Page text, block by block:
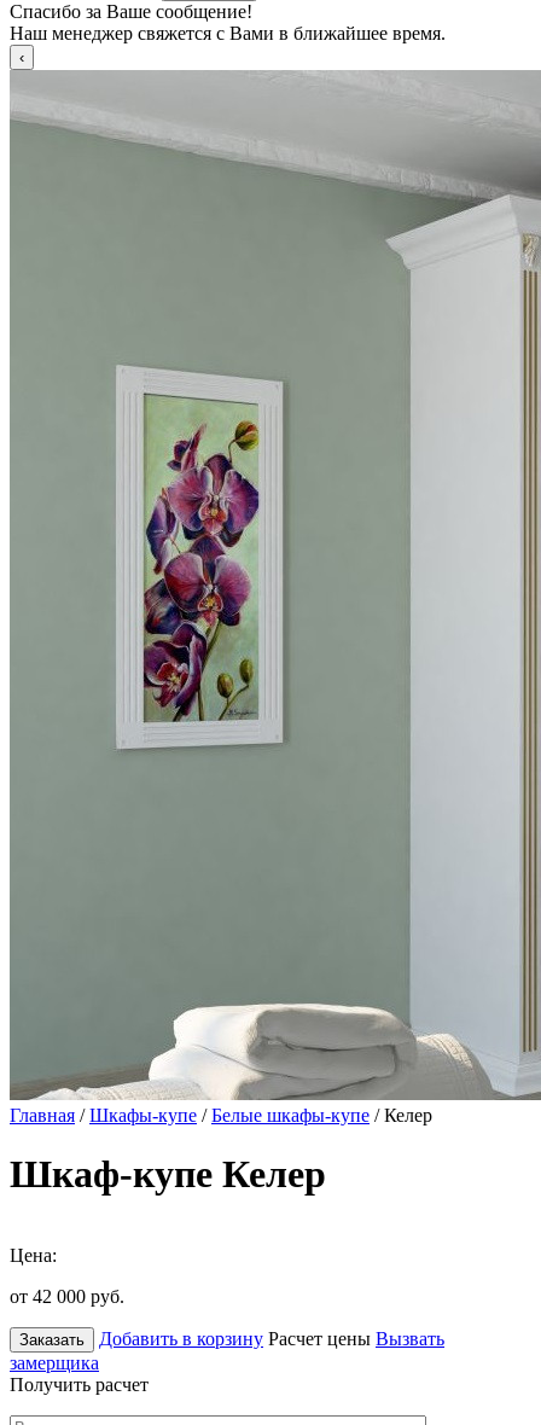
Спасибо за Ваше сообщение!
Наш менеджер свяжется с Вами в ближайшее время.
Главная /Шкафы-купе /Белые шкафы-купе / Келер
Шкаф-купе Келер
Цена:
от 42 000 руб.
Заказать Добавить в корзину Расчет цены Вызвать
замерщика
Получить расчет